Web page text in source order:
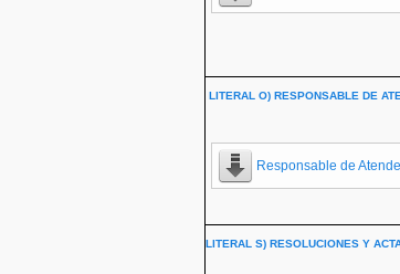
LITERAL O) RESPONSABLE DE
Responsable de
LITERAL S) RESOLUCIONES Y